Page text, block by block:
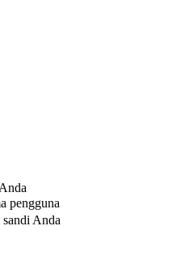
pengguna
sandi Anda